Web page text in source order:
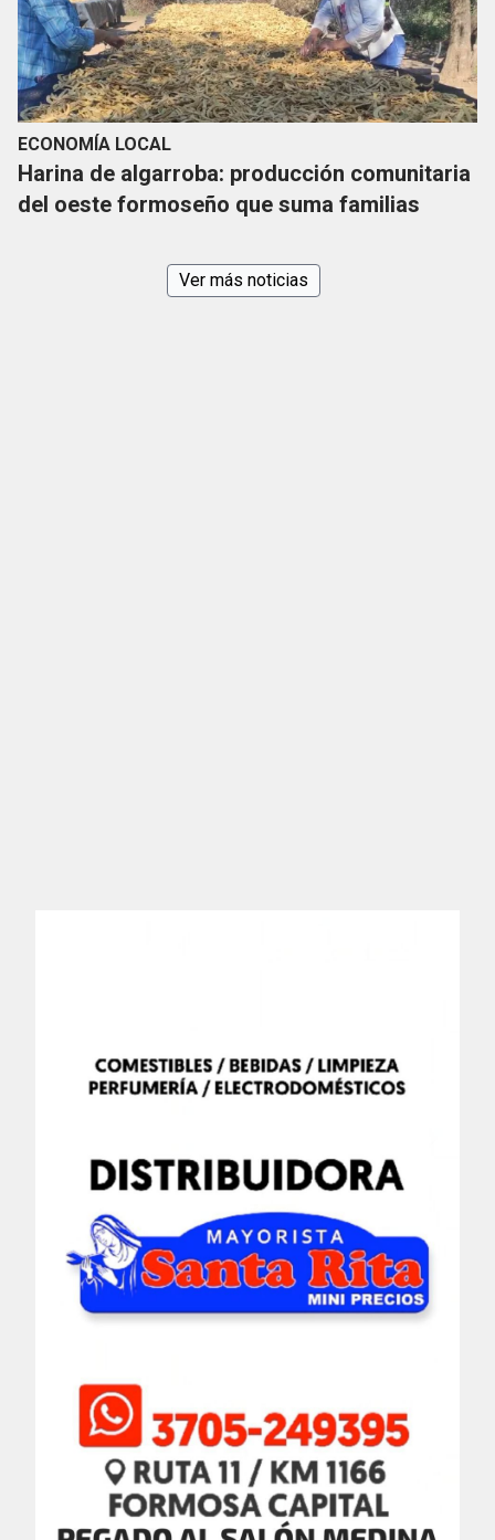
ECONOMÍA LOCAL
Harina de algarroba: producción comunitaria
del oeste formoseño que suma familias
Ver más noticias